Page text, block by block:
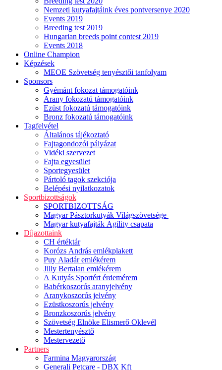
Nemzeti kutyafajtáink éves pontversenye 2020
Events 2019
Breeding test 2019
Hungarian breeds point contest 2019
Events 2018
Online Champion
Képzések
MEOE Szövetség tenyésztői tanfolyam
Sponsors
Gyémánt fokozat támogatóink
Arany fokozatú támogatóink
Ezüst fokozatú támogatóink
Bronz fokozatú támogatóink
Tagfelvétel
Általános tájékoztató
Fajtagondozói pályázat
Vidéki szervezet
Fajta egyesület
Sportegyesület
Pártoló tagok szekciója
Belépési nyilatkozatok
Sportbizottságok
SPORTBIZOTTSÁG
Magyar Pásztorkutyák Világszövetsége
Magyar kutyafajták Agility csapata
Díjazottaink
CH értéktár
Korózs András emlékplakett
Puy Aladár emlékérem
Jilly Bertalan emlékérem
A Kutyás Sportért érdemérem
Babérkoszorús aranyjelvény
Aranykoszorús jelvény
Ezüstkoszorús jelvény
Bronzkoszorús jelvény
Szövetség Elnöke Elismerő Oklevél
Mestertenyésztő
Mestervezető
Partners
Farmina Magyarország
Generali Petcare - DBX Kft